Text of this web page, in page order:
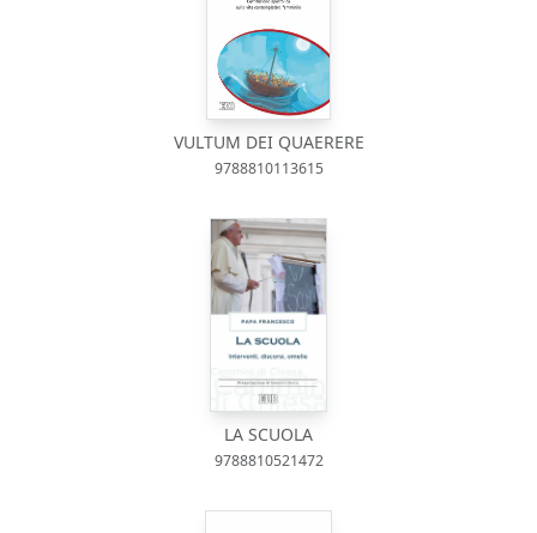
VULTUM DEI QUAERERE
9788810113615
LA SCUOLA
9788810521472